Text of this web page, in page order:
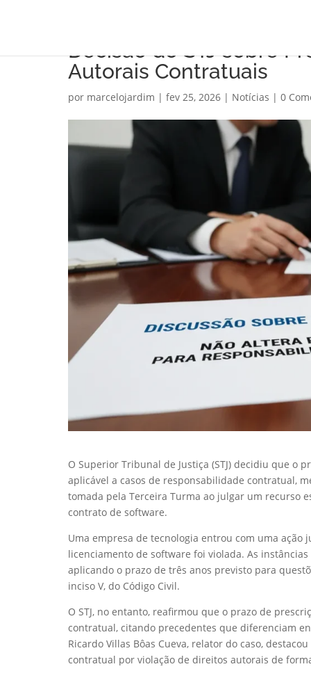
Decisão do STJ sobre
Autorais Contratuais
por marcelojardim | fev 25, 2026 | Notícias | 0
O Superior Tribunal de Justiça (STJ) decidiu que o
aplicável a casos de responsabilidade contratual,
tomada pela Terceira Turma ao julgar um recurso
contrato de software.
Uma empresa de tecnologia entrou com uma
licenciamento de software foi violada. As
aplicando o prazo de três anos previsto para
inciso V, do Código Civil.
O STJ, no entanto, reafirmou que o prazo de
contratual, citando precedentes que diferenciam
Ricardo Villas Bôas Cueva, relator do caso,
contratual por violação de direitos autorais de